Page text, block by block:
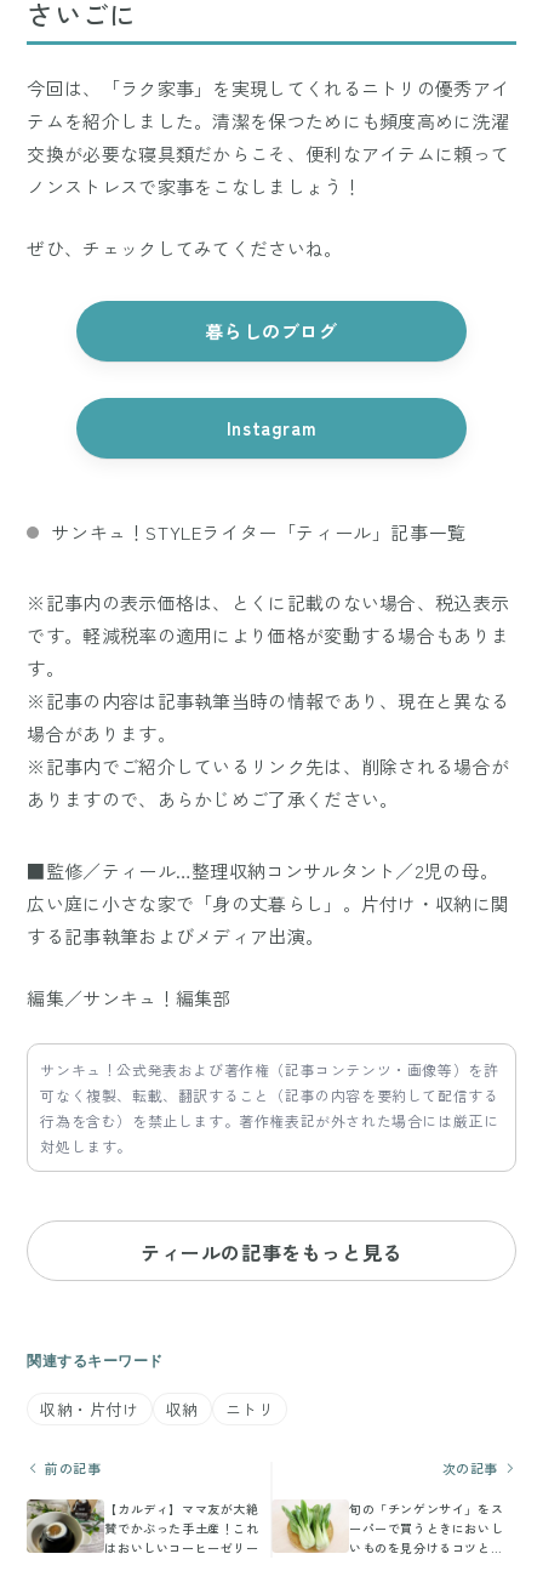
さいごに
今回は、「ラク家事」を実現してくれるニトリの優秀アイ
テムを紹介しました。清潔を保つためにも頻度高めに洗濯
交換が必要な寝具類だからこそ、便利なアイテムに頼って
ノンストレスで家事をこなしましょう！
ぜひ、チェックしてみてくださいね。
暮らしのブログ
Instagram
サンキュ！STYLEライター「ティール」記事一覧
※記事内の表示価格は、とくに記載のない場合、税込表示
です。軽減税率の適用により価格が変動する場合もありま
す。
※記事の内容は記事執筆当時の情報であり、現在と異なる
場合があります。
※記事内でご紹介しているリンク先は、削除される場合が
ありますので、あらかじめご了承ください。
■監修／ティール…整理収納コンサルタント／2児の母。
広い庭に小さな家で「身の丈暮らし」。片付け・収納に関
する記事執筆およびメディア出演。
編集／サンキュ！編集部
サンキュ！公式発表および著作権（記事コンテンツ・画像等）を許
可なく複製、転載、翻訳すること（記事の内容を要約して配信する
行為を含む）を禁止します。著作権表記が外された場合には厳正に
対処します。
ティールの記事をもっと見る
関連するキーワード
収納・片付け 収納 ニトリ
前の記事
【カルディ】ママ友が大絶
賛でかぶった手土産！これ
はおいしいコーヒーゼリー
次の記事
旬の「チンゲンサイ」をス
ーパーで買うときにおいし
いものを見分けるコツと